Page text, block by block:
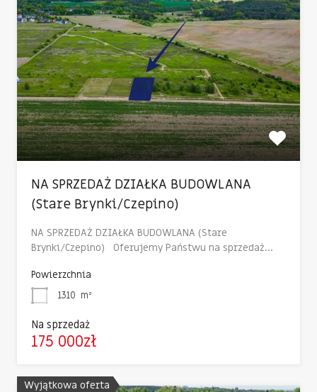
NA SPRZEDAŻ DZIAŁKA BUDOWLANA
(Stare Brynki/Czepino)
NA SPRZEDAŻ DZIAŁKA BUDOWLANA (Stare
Brynki/Czepino) Oferujemy Państwu na sprzedaż…
Powierzchnia
1310 m²
Na sprzedaż
175 000zł
Wyjątkowa oferta